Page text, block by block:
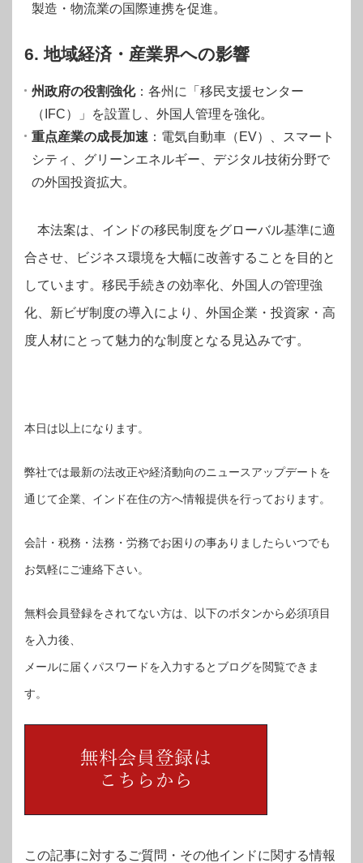
製造・物流業の国際連携を促進。
6. 地域経済・産業界への影響
州政府の役割強化：各州に「移民支援センター
（IFC）」を設置し、外国人管理を強化。
重点産業の成長加速 ：電気自動車（EV）、スマート
シティ、グリーンエネルギー、デジタル技術分野で
の外国投資拡大。
本法案は、インドの移民制度をグローバル基準に適
合させ、ビジネス環境を大幅に改善することを目的と
しています。移民手続きの効率化、外国人の管理強
化、新ビザ制度の導入により、外国企業・投資家・高
度人材にとって魅力的な制度となる見込みです。
本日は以上になります。
弊社では最新の法改正や経済動向のニュースアップデートを
通じて企業、インド在住の方へ情報提供を行っております。
会計・税務・法務・労務でお困りの事ありましたらいつでも
お気軽にご連絡下さい。
無料会員登録をされてない方は、以下のボタンから必須項目
を入力後、
メールに届くパスワードを入力するとブログを閲覧できま
す。
この記事に対するご質問・その他インドに関する情報